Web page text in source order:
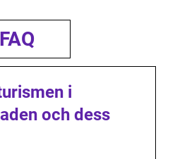
FAQ
i
och dess